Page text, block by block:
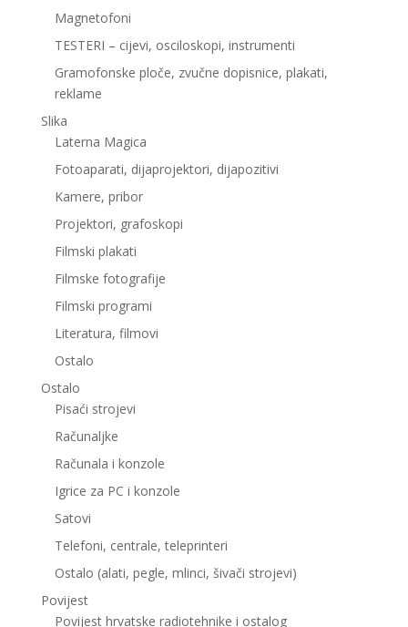
Magnetofoni
TESTERI – cijevi, osciloskopi, instrumenti
Gramofonske ploče, zvučne dopisnice, plakati,
reklame
Slika
Laterna Magica
Fotoaparati, dijaprojektori, dijapozitivi
Kamere, pribor
Projektori, grafoskopi
Filmski plakati
Filmske fotografije
Filmski programi
Literatura, filmovi
Ostalo
Ostalo
Pisaći strojevi
Računaljke
Računala i konzole
Igrice za PC i konzole
Satovi
Telefoni, centrale, teleprinteri
Ostalo (alati, pegle, mlinci, šivači strojevi)
Povijest
Povijest hrvatske radiotehnike i ostalog